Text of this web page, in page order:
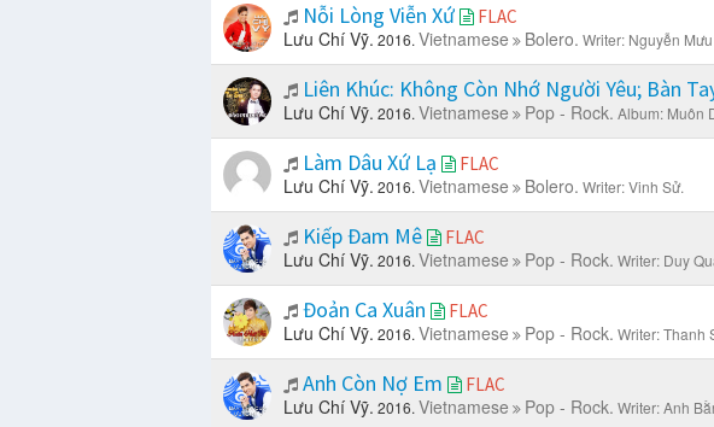
Nỗi Lòng Viễn Xứ FLAC
Lưu Chí Vỹ. 2016. Vietnamese Bolero. Writer: Nguyễn Mưu
Liên Khúc: Không Còn Nhớ Người Yêu; Bàn
Lưu Chí Vỹ. 2016. Vietnamese Pop - Rock. Album: Muôn
Làm Dâu Xứ Lạ FLAC
Lưu Chí Vỹ. 2016. Vietnamese Bolero. Writer: Vinh Sử.
Kiếp Đam Mê FLAC
Lưu Chí Vỹ. 2016. Vietnamese Pop - Rock. Writer: Duy
Đoản Ca Xuân FLAC
Lưu Chí Vỹ. 2016. Vietnamese Pop - Rock. Writer: Thanh
Anh Còn Nợ Em FLAC
Lưu Chí Vỹ. 2016. Vietnamese Pop - Rock. Writer: Anh